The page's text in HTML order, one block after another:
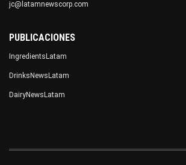
jc@latamnewscorp.com
PUBLICACIONES
IngredientsLatam
DrinksNewsLatam
DairyNewsLatam